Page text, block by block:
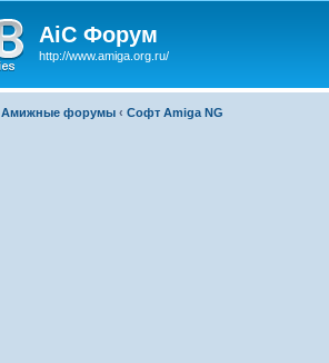
AiC Форум
http://www.amiga.org.ru/
Амижные форумы ‹ Софт Amiga NG